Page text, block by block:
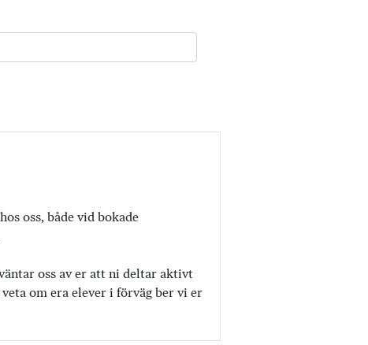
oss, både vid bokade
oss av er att ni deltar aktivt
om era elever i förväg ber vi er